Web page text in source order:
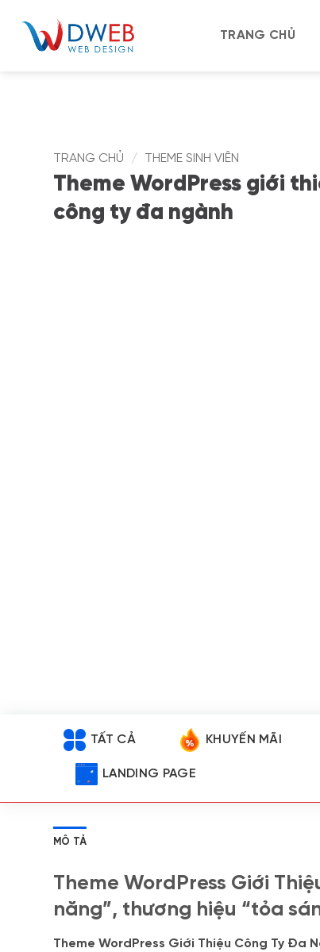
TRANG CHỦ
TRANG CHỦ / THEME SINH VIÊN
Theme WordPress giới
công ty đa ngành
TẤT CẢ KHUYẾN MÃI
LANDING PAGE
MÔ TẢ
Theme WordPress Giới
năng”, thương hiệu “tỏa
Theme WordPress Giới Thiệu Công Ty Đa